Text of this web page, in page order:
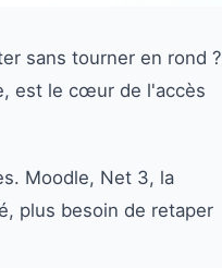
sans tourner en rond ?
est le cœur de l'accès
Moodle, Net 3, la
plus besoin de retaper